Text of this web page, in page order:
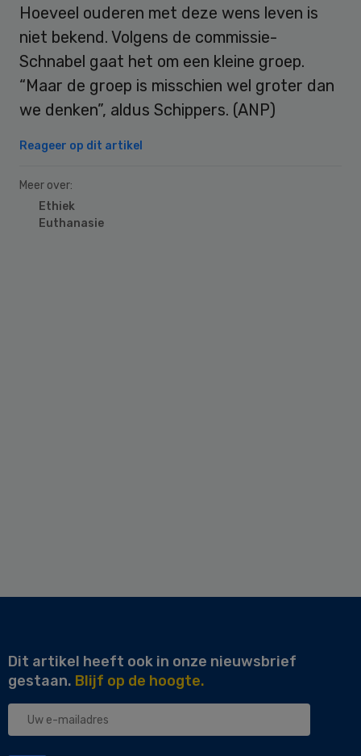
Hoeveel ouderen met deze wens leven is
niet bekend. Volgens de commissie-
Schnabel gaat het om een kleine groep.
“Maar de groep is misschien wel groter dan
we denken”, aldus Schippers. (ANP)
Reageer op dit artikel
Meer over:
Ethiek
Euthanasie
Dit artikel heeft ook in onze nieuwsbrief
gestaan. Blijf op de hoogte.
Uw